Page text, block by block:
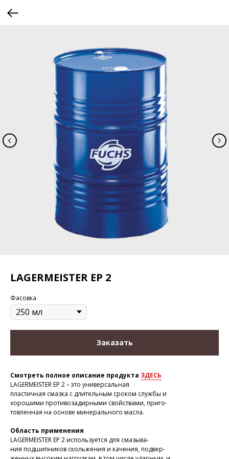
LAGERMEISTER EP 2
Фасовка
Заказать
Смотреть полное описание продукта ЗДЕСЬ
LAGERMEISTER EP 2 – это универсальная
пластичная смазка с длительным сроком службы и
хорошими противозадирными свойствами, приго-
товленная на основе минерального масла.
Область применения
LAGERMEISTER EP 2 используется для смазыва-
ния подшипников скольжения и качения, подвер-